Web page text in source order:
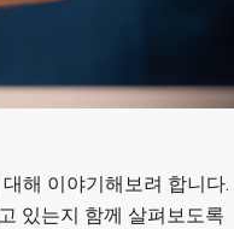
해 이야기해보려 합니다.
있는지 함께 살펴보도록